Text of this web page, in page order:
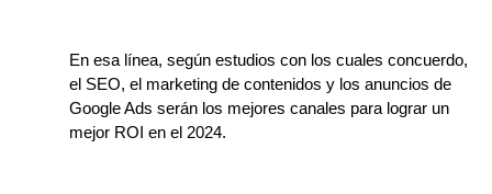
En esa línea, según estudios con los cuales concuerdo,
el SEO, el marketing de contenidos y los anuncios de
Google Ads serán los mejores canales para lograr un
mejor ROI en el 2024.